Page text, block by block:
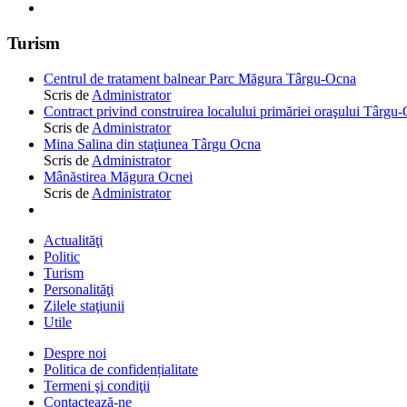
Turism
Centrul de tratament balnear Parc Măgura Târgu-Ocna
Scris de Administrator
Contract privind construirea localului primăriei oraşului Târgu-
Scris de Administrator
Mina Salina din staţiunea Târgu Ocna
Scris de Administrator
Mânăstirea Măgura Ocnei
Scris de Administrator
Actualităţi
Politic
Turism
Personalităţi
Zilele staţiunii
Utile
Despre noi
Politica de confidențialitate
Termeni şi condiţii
Contactează-ne